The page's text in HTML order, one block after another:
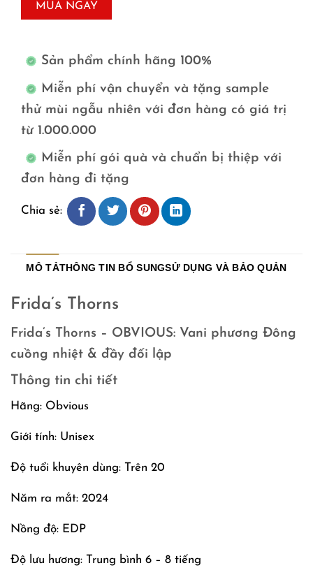
MUA NGAY
Sản phẩm chính hãng 100%
Miễn phí vận chuyển và tặng sample
thử mùi ngẫu nhiên với đơn hàng có giá trị
từ 1.000.000
Miễn phí gói quà và chuẩn bị thiệp với
đơn hàng đi tặng
Chia sẻ:
MÔ TẢTHÔNG TIN BỔ SUNGSỬ DỤNG VÀ BẢO QUẢN
Frida’s Thorns
Frida’s Thorns – OBVIOUS: Vani phương Đông
cuồng nhiệt & đầy đối lập
Thông tin chi tiết
Hãng: Obvious
Giới tính: Unisex
Độ tuổi khuyên dùng: Trên 20
Năm ra mắt: 2024
Nồng độ: EDP
Độ lưu hương: Trung bình 6 – 8 tiếng